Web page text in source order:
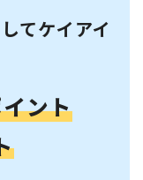
てケイアイ
ント